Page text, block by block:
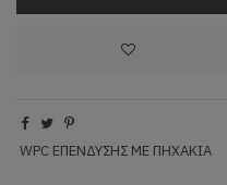
WPC ΕΠΕΝΔΥΣΗΣ ΜΕ ΠΗΧΑΚΙΑ